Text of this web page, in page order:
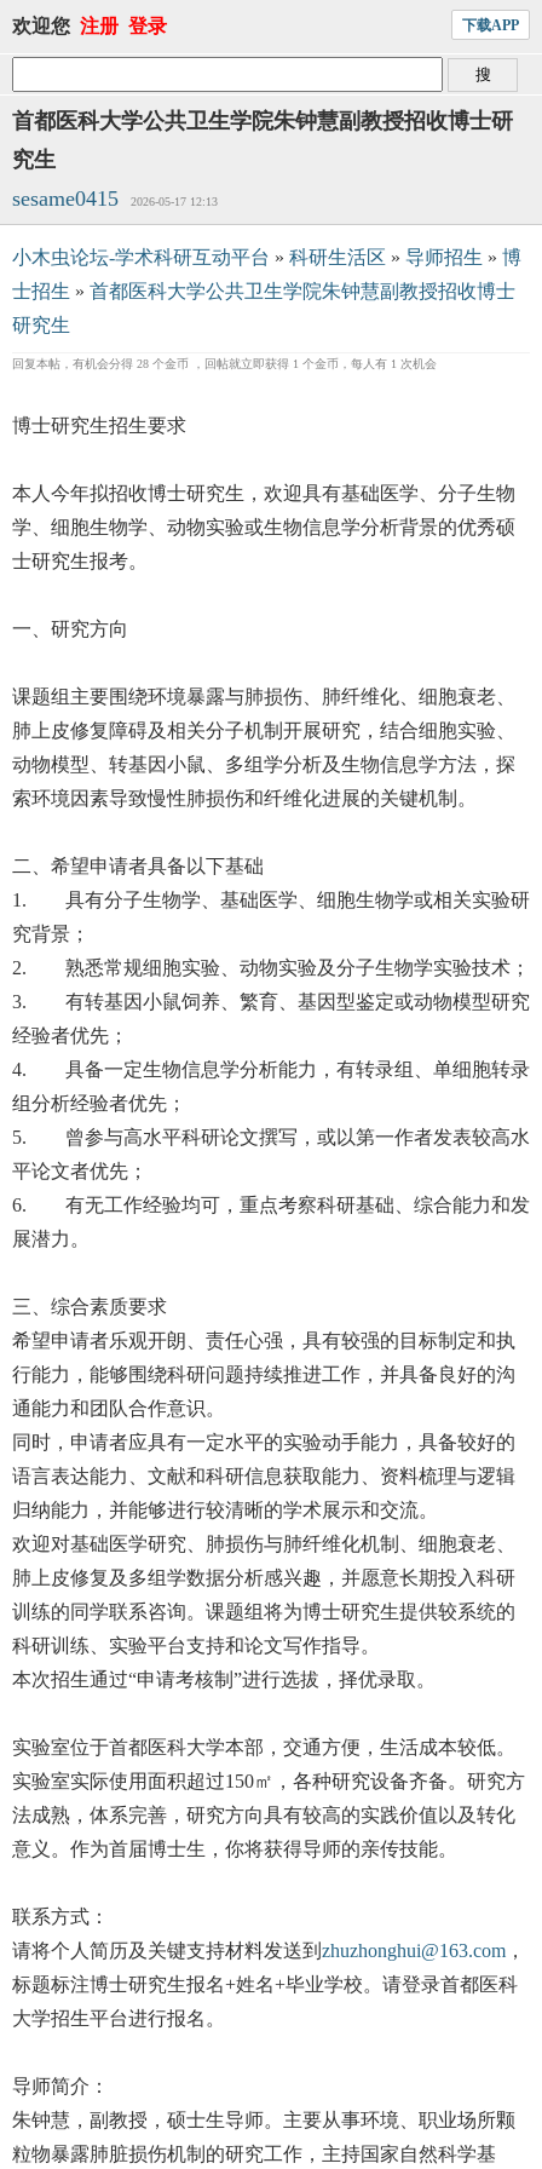
欢迎您 注册 登录 下载APP
首都医科大学公共卫生学院朱钟慧副教授招收博士研
究生
sesame0415
2026-05-17 12:13
小木虫论坛-学术科研互动平台 » 科研生活区 » 导师招生 » 博
士招生 » 首都医科大学公共卫生学院朱钟慧副教授招收博士
研究生
回复本帖，有机会分得 28 个金币 ，回帖就立即获得 1 个金币，每人有 1 次机会
博士研究生招生要求
本人今年拟招收博士研究生，欢迎具有基础医学、分子生物
学、细胞生物学、动物实验或生物信息学分析背景的优秀硕
士研究生报考。
一、研究方向
课题组主要围绕环境暴露与肺损伤、肺纤维化、细胞衰老、
肺上皮修复障碍及相关分子机制开展研究，结合细胞实验、
动物模型、转基因小鼠、多组学分析及生物信息学方法，探
索环境因素导致慢性肺损伤和纤维化进展的关键机制。
二、希望申请者具备以下基础
1. 具有分子生物学、基础医学、细胞生物学或相关实验研
究背景；
2. 熟悉常规细胞实验、动物实验及分子生物学实验技术；
3. 有转基因小鼠饲养、繁育、基因型鉴定或动物模型研究
经验者优先；
4. 具备一定生物信息学分析能力，有转录组、单细胞转录
组分析经验者优先；
5. 曾参与高水平科研论文撰写，或以第一作者发表较高水
平论文者优先；
6. 有无工作经验均可，重点考察科研基础、综合能力和发
展潜力。
三、综合素质要求
希望申请者乐观开朗、责任心强，具有较强的目标制定和执
行能力，能够围绕科研问题持续推进工作，并具备良好的沟
通能力和团队合作意识。
同时，申请者应具有一定水平的实验动手能力，具备较好的
语言表达能力、文献和科研信息获取能力、资料梳理与逻辑
归纳能力，并能够进行较清晰的学术展示和交流。
欢迎对基础医学研究、肺损伤与肺纤维化机制、细胞衰老、
肺上皮修复及多组学数据分析感兴趣，并愿意长期投入科研
训练的同学联系咨询。课题组将为博士研究生提供较系统的
科研训练、实验平台支持和论文写作指导。
本次招生通过“申请考核制”进行选拔，择优录取。
实验室位于首都医科大学本部，交通方便，生活成本较低。
实验室实际使用面积超过150㎡，各种研究设备齐备。研究方
法成熟，体系完善，研究方向具有较高的实践价值以及转化
意义。作为首届博士生，你将获得导师的亲传技能。
联系方式：
请将个人简历及关键支持材料发送到 zhuzhonghui@163.com ，
标题标注博士研究生报名+姓名+毕业学校。请登录首都医科
大学招生平台进行报名。
导师简介：
朱钟慧，副教授，硕士生导师。主要从事环境、职业场所颗
粒物暴露肺脏损伤机制的研究工作，主持国家自然科学基